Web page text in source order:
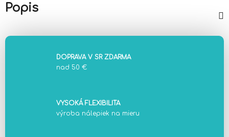
Popis
DOPRAVA V SR ZDARMA
nad 50 €
VYSOKÁ FLEXIBILITA
výroba nálepiek na mieru